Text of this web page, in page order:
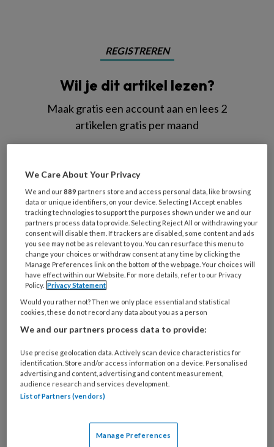
REGISTREREN
Wil je dit artikel lezen?
Maak gratis een account aan en lees 2
artikelen gratis per maand
Wat
is
je
e-
mailadres?
* *
Kies
je
wachtwoord* *
Kies
je
functie *
Bij
welke
organisatie
werk
je?
Untitled
Ontvang 2x per week de
Ontvang iedere zondag het
We Care About Your Privacy
We and our889 partners store and access personal data, like browsing
data or unique identifiers, on your device. Selecting I Accept enables
tracking technologies to support the purposes shown under we and our
partners process data to provide. Selecting Reject All or withdrawing your
consent will disable them. If trackers are disabled, some content and ads
you see may not be as relevant to you. You can resurface this menu to
change your choices or withdraw consent at any time by clicking the
Manage Preferences link on the bottom of the webpage. Your choices will
have effect within our Website. For more details, refer to our Privacy
Policy. Privacy Statement
Would you rather not? Then we only place essential and statistical
cookies, these do not record any data about you as a person
We and our partners process data to provide:
Use precise geolocation data. Actively scan device characteristics for
identification. Store and/or access information on a device. Personalised
advertising and content, advertising and content measurement,
audience research and services development.
List of Partners (vendors)
Manage Preferences